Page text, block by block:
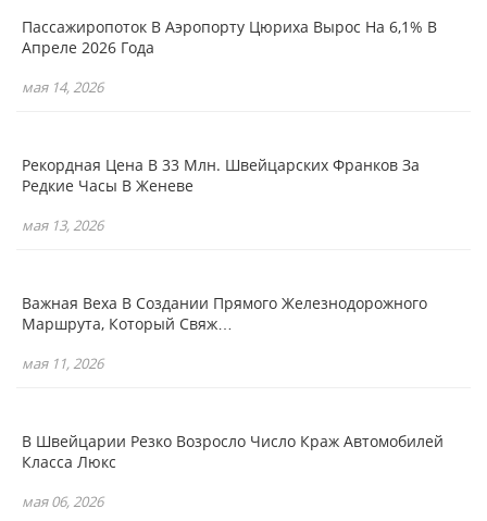
Пассажиропоток В Аэропорту Цюриха Вырос На 6,1% В
Апреле 2026 Года
мая 14, 2026
Рекордная Цена В 33 Млн. Швейцарских Франков За
Редкие Часы В Женеве
мая 13, 2026
Важная Веха В Создании Прямого Железнодорожного
Маршрута, Который Свяж…
мая 11, 2026
В Швейцарии Резко Возросло Число Краж Автомобилей
Класса Люкс
мая 06, 2026